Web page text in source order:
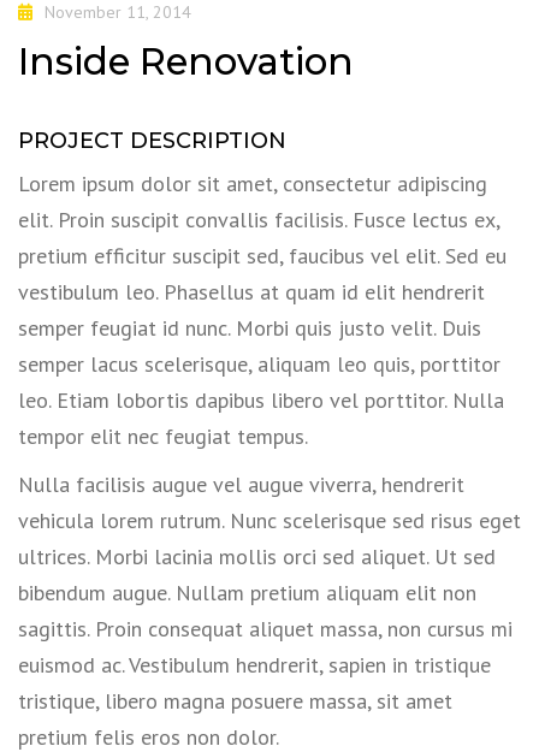
November 11, 2014
Inside Renovation
PROJECT DESCRIPTION
Lorem ipsum dolor sit amet, consectetur adipiscing
elit. Proin suscipit convallis facilisis. Fusce lectus ex,
pretium efficitur suscipit sed, faucibus vel elit. Sed eu
vestibulum leo. Phasellus at quam id elit hendrerit
semper feugiat id nunc. Morbi quis justo velit. Duis
semper lacus scelerisque, aliquam leo quis, porttitor
leo. Etiam lobortis dapibus libero vel porttitor. Nulla
tempor elit nec feugiat tempus.
Nulla facilisis augue vel augue viverra, hendrerit
vehicula lorem rutrum. Nunc scelerisque sed risus eget
ultrices. Morbi lacinia mollis orci sed aliquet. Ut sed
bibendum augue. Nullam pretium aliquam elit non
sagittis. Proin consequat aliquet massa, non cursus mi
euismod ac. Vestibulum hendrerit, sapien in tristique
tristique, libero magna posuere massa, sit amet
pretium felis eros non dolor.